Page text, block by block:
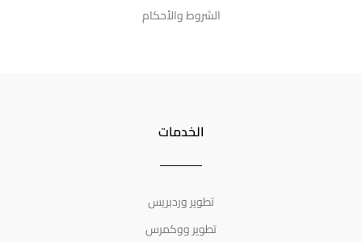
الشروط والأحكام
الخدمات
تطوير وردبريس
تطوير ووكمرس